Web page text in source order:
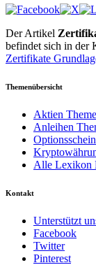
Der Artikel
befindet sich in der
Zertifikate
Themenübersicht
Aktien
Anleihen
Alle Lexikon
Kontakt
Unterstützt
Facebook
Twitter
Pinterest